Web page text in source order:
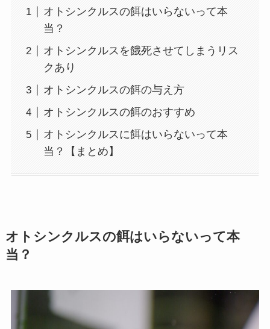
オトシンクルスの餌はいらないって本
当？
オトシンクルスを餓死させてしまうリス
クあり
オトシンクルスの餌の与え方
オトシンクルスの餌のおすすめ
オトシンクルスに餌はいらないって本
当？【まとめ】
オトシンクルスの餌はいらないって本
当？